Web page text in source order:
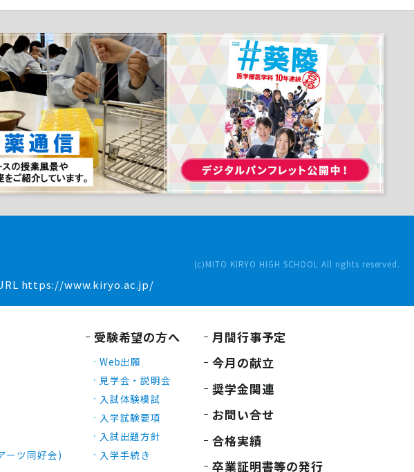
https://www.kiryo.ac.jp/
(c)MITO KIRYO HIGH SCHOOL All rights reserved.
ーツ同好会)
受験希望の方へ
Web出願
見学会・説明会
入試体験模試
入学試験要項
入試出題方針
入学手続き
月間行事予定
今月の献立
奨学金関連
お問い合せ
合格実績
卒業証明書等の発行